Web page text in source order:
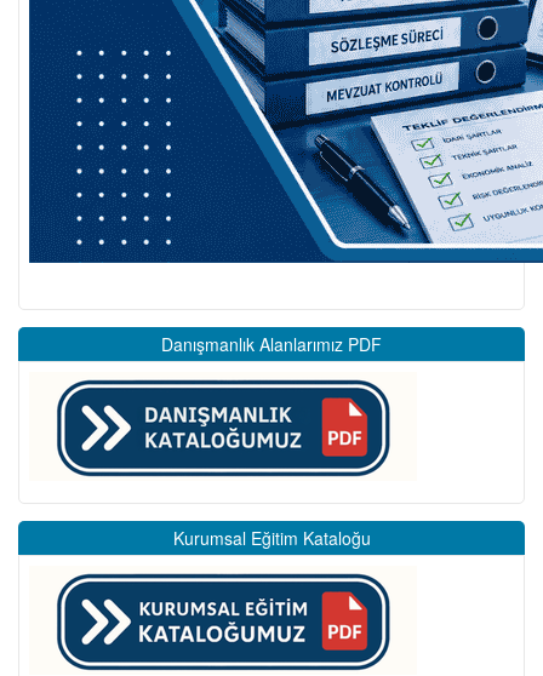
Danışmanlık Alanlarımız PDF
Kurumsal Eğitim Kataloğu